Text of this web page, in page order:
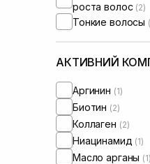
роста волос (2)
Тонкие волосы
АКТИВНИЙ
Аргинин (1)
Биотин (2)
Коллаген (2)
Ниацинамид (1)
Масло арганы (1)